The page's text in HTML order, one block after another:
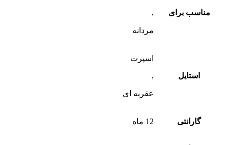
مناسب برای
,
مردانه
استایل
اسپرت
,
عقربه ای
گارانتی 12 ماه